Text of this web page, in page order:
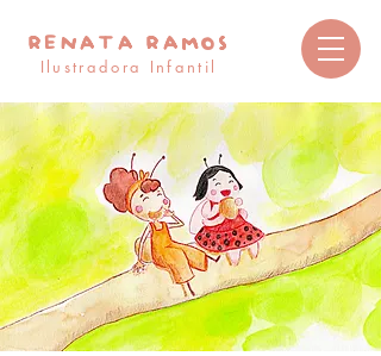
RENATA RAMOS
Ilustradora Infantil